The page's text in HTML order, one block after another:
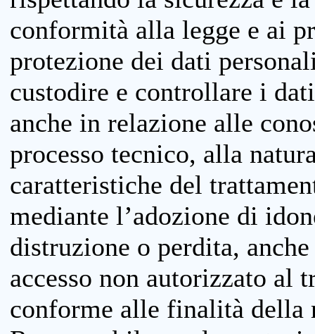
conformità alla legge e ai
protezione dei dati
custodire e controllare i
anche in relazione alle
processo tecnico, alla
caratteristiche del
mediante l’adozione di
distruzione o perdita,
accesso non autorizzato al
conforme alle finalità della